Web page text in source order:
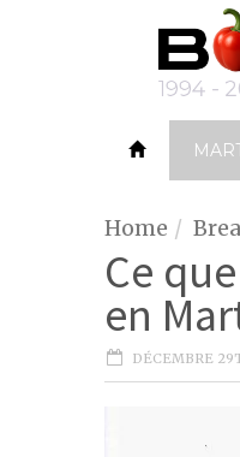
Home
Ce
en
DÉCEMBRE